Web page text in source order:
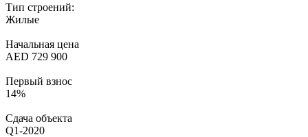
Тип строений:
Жилые
Начальная цена
AED 729 900
Первый взнос
14%
Сдача объекта
Q1-2020